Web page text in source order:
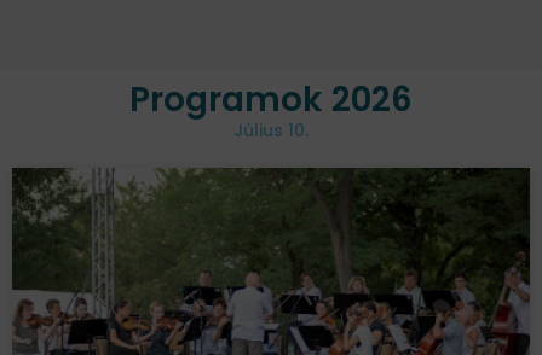
Programok 2026
Július 10.